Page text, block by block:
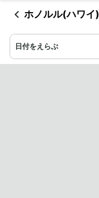
ホノルル(ハワイ)
日付をえらぶ